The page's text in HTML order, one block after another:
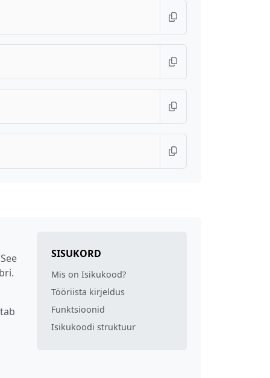
SISUKORD
Mis on Isikukood?
Tööriista kirjeldus
Funktsioonid
Isikukoodi struktuur